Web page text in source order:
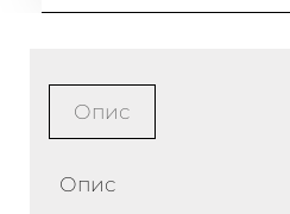
Опис
Опис